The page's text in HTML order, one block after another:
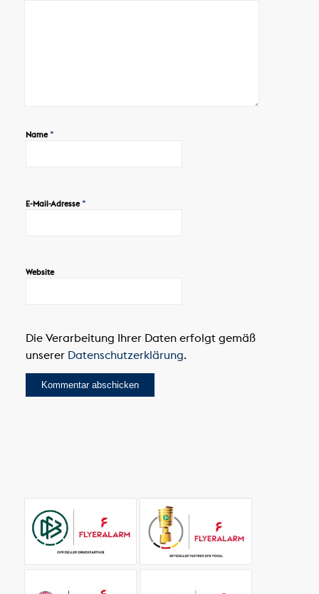
Name*
E-Mail-Adresse*
Website
Die Verarbeitung Ihrer Daten erfolgt gemäß
unserer Datenschutzerklärung.